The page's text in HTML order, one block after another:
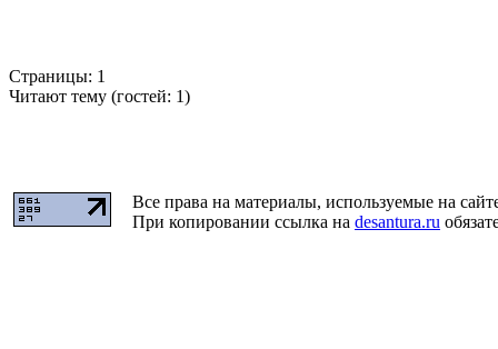
Страницы: 1
Читают тему (гостей: 1)
Все права на материалы, используемые на
При копировании ссылка на desantura.ru